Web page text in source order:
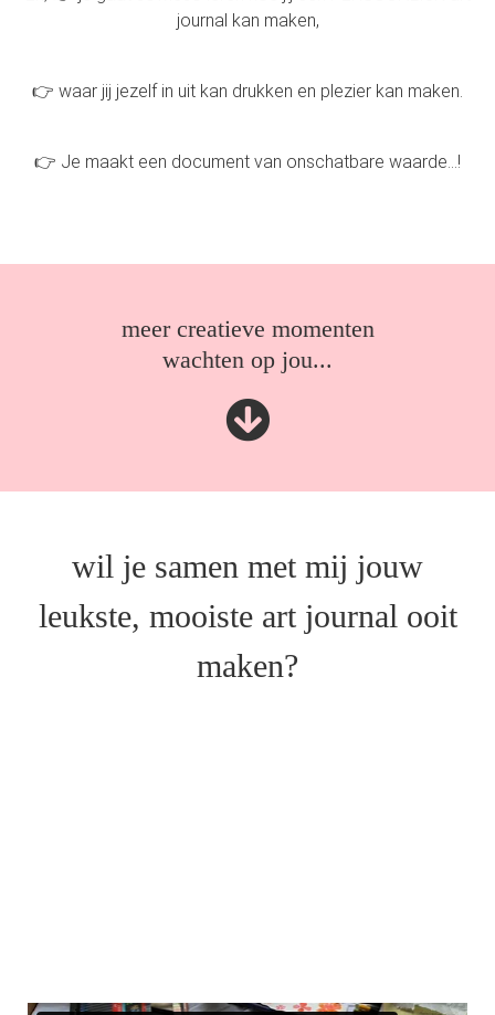
journal kan maken,
👉 waar jij jezelf in uit kan drukken en plezier kan maken.
👉 Je maakt een document van onschatbare waarde...!
meer creatieve momenten
wachten op jou...
wil je samen met mij jouw
leukste, mooiste art journal ooit
maken?